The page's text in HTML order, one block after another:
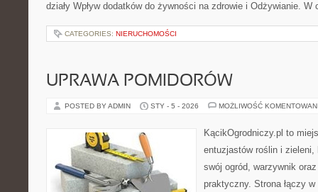
działy Wpływ dodatków do żywności na zdrowie i Odżywianie.
CATEGORIES: NIERUCHOMOŚCI
UPRAWA POMIDORÓW
POSTED BY ADMIN STY - 5 - 2026 MOŻLIWOŚĆ
KącikOgrodniczy.pl to
entuzjastów roślin i
swój ogród, warzywnik
praktyczny. Strona łączy